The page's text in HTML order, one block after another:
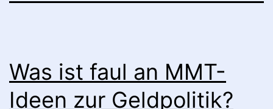
Was ist faul an MMT-
Ideen zur Geldpolitik?